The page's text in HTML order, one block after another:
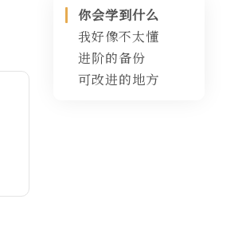
你会学到什么
我好像不太懂
3-2-1 模式与其
实践
进阶的备份
当前情况
可改进的地方